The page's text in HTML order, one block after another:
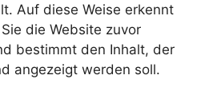
Auf diese Weise erkennt
die Website zuvor
bestimmt den Inhalt, der
angezeigt werden soll.